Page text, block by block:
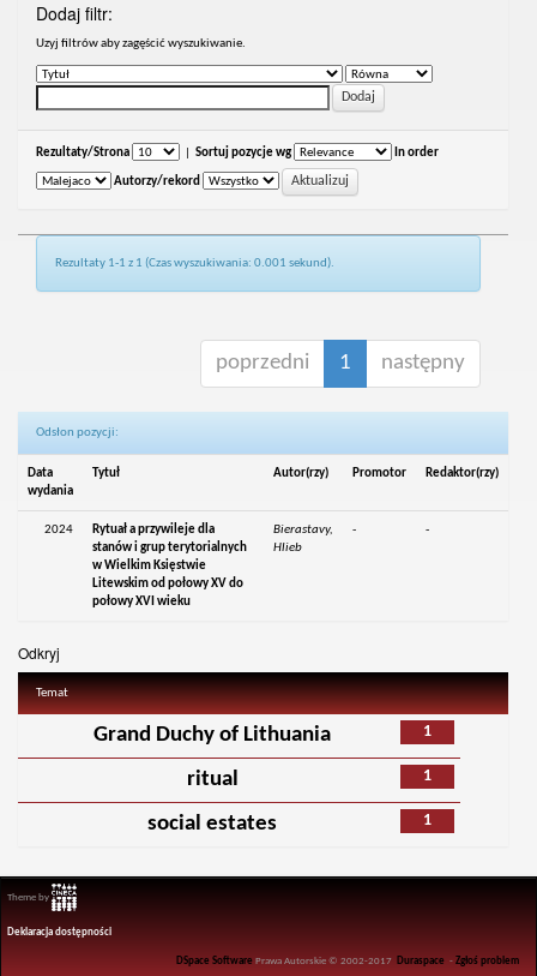
Dodaj filtr:
Uzyj filtrów aby zagęścić wyszukiwanie.
Rezultaty/Strona Sortuj pozycje wg In order
Autorzy/rekord
Rezultaty 1-1 z 1 (Czas wyszukiwania: 0.001 sekund).
poprzedni 1 następny
Odsłon pozycji:
Data
wydania
Tytuł Autor(rzy) Promotor Redaktor(rzy)
2024
Rytuał a przywileje dla
stanów i grup terytorialnych
w Wielkim Księstwie
Litewskim od połowy XV do
połowy XVI wieku
Bierastavy,
Hlieb
- -
Odkryj
Temat
1
Grand Duchy of Lithuania
1
ritual
1
social estates
Theme by
Deklaracja dostępności
DSpace Software Prawa Autorskie © 2002-2017 Duraspace -Zgłoś problem